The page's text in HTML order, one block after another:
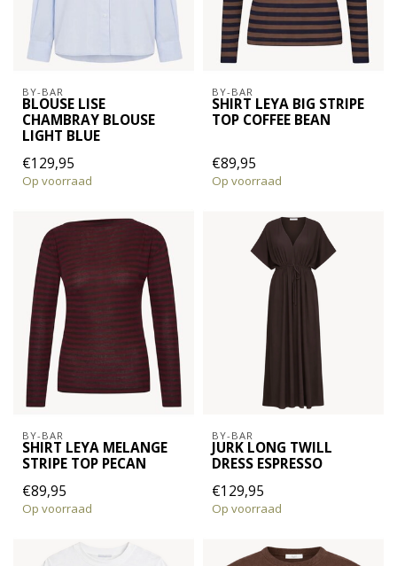
BY-BAR
BLOUSE LISE
CHAMBRAY BLOUSE
LIGHT BLUE
€129,95
Op voorraad
BY-BAR
SHIRT LEYA BIG STRIPE
TOP COFFEE BEAN
€89,95
Op voorraad
BY-BAR
SHIRT LEYA MELANGE
STRIPE TOP PECAN
€89,95
Op voorraad
BY-BAR
JURK LONG TWILL
DRESS ESPRESSO
€129,95
Op voorraad